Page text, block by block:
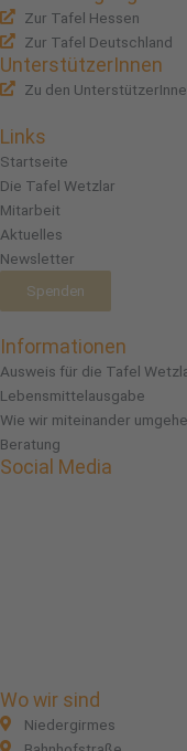
Zur Tafel Hessen
Zur Tafel Deutschland
UnterstützerInnen
Zu den
Links
Startseite
Die Tafel Wetzlar
Mitarbeit
Aktuelles
Newsletter
Spenden
Informationen
Ausweis für die Tafel
Lebensmittelausgabe
Wie wir miteinander
Beratung
Social Media
Wo wir sind
Niedergirmes